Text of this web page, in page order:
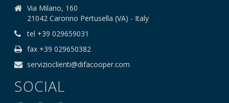
Via Milano, 160
21042 Caronno Pertusella (VA) - Italy
tel +39 029659031
fax +39 029650382
servizioclienti@difacooper.com
SOCIAL